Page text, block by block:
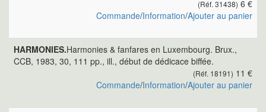
(Réf. 31438) 6 €
Commande/Information/Ajouter au panier
HARMONIES.Harmonies & fanfares en Luxembourg. Brux.,
CCB, 1983, 30, 111 pp., ill., début de dédicace biffée.
(Réf. 18191) 11 €
Commande/Information/Ajouter au panier